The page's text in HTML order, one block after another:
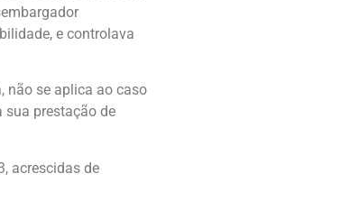
e controlava
não se aplica ao caso
sua prestação de
acrescidas de